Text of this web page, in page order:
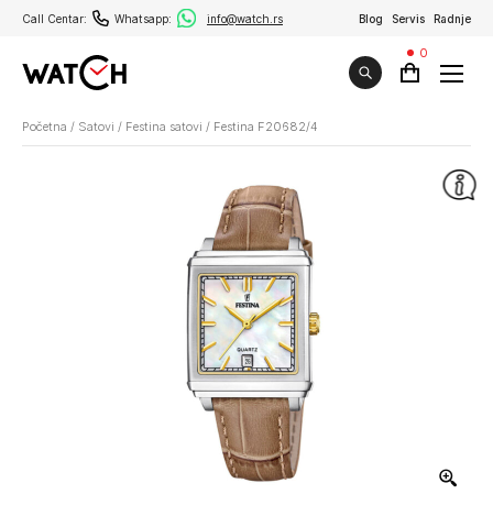
Call Centar: Whatsapp: info@watch.rs Blog Servis Radnje
0
Početna / Satovi / Festina satovi / Festina F20682/4